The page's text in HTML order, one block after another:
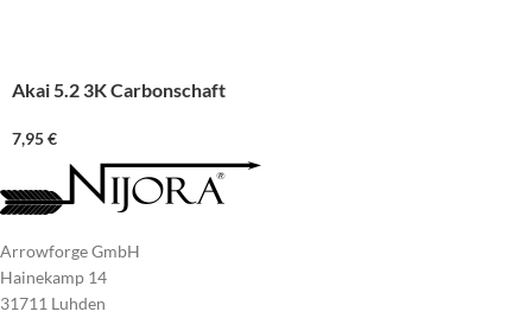
Akai 5.2 3K Carbonschaft
7,95€
Arrowforge GmbH
Hainekamp 14
31711 Luhden